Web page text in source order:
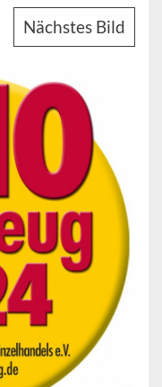
Nächstes Bild